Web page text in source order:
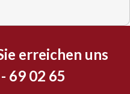
erreichen uns
69 02 65